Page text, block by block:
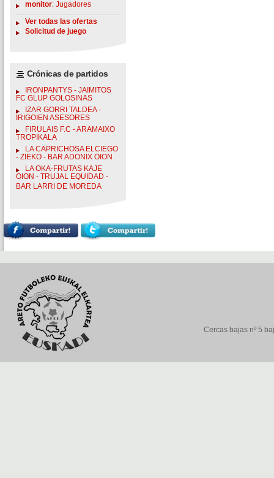
monitor: Jugadores
Ver todas las ofertas
Solicitud de juego
Crónicas de partidos
IRONPANTYS - JAIMITOS
FC GLUP GOLOSINAS
IZAR GORRI TALDEA -
IRIGOIEN ASESORES
FIRULAIS F.C - ARAMAIXO
TROPIKALA
LA CAPRICHOSA ELCIEGO
- ZIEKO - BAR ADONIX OION
LA OKA-FRUTAS KAJE
OION - TRUJAL EQUIDAD -
BAR LARRI DE MOREDA
Cercas bajas nº 5